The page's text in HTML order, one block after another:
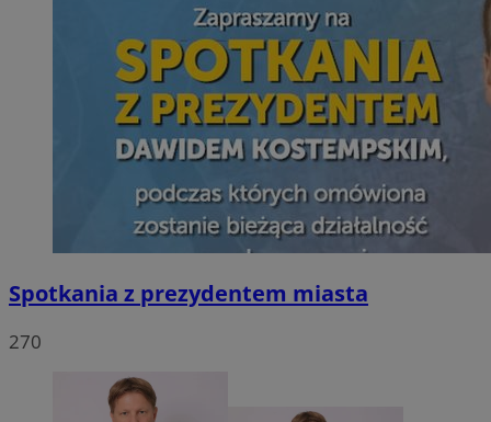
Spotkania z prezydentem miasta
270